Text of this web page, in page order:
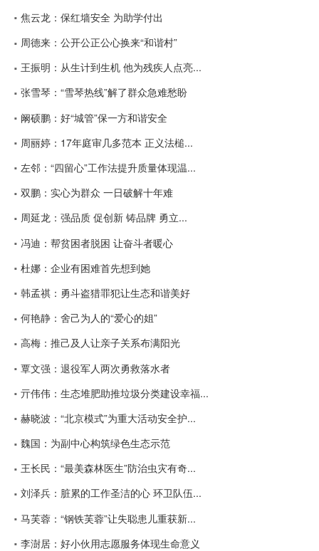
焦云龙：保红墙安全 为助学付出
周德来：公开公正公心换来“和谐村”
王振明：从生计到生机 他为残疾人点亮...
张雪琴：“雪琴热线”解了群众急难愁盼
阚硕鹏：好“城管”保一方和谐安全
周丽婷：17年庭审几多范本 正义法槌...
左邻：“四留心”工作法提升质量体现温...
双鹏：实心为群众 一日破解十年难
周延龙：强品质 促创新 铸品牌 勇立...
冯迪：帮贫困者脱困 让奋斗者暖心
杜娜：企业有困难首先想到她
韩孟祺：勇斗盗猎罪犯让生态和谐美好
何艳静：舍己为人的“爱心的姐”
高梅：推己及人让亲子关系布满阳光
覃文强：退役军人两次勇救落水者
亓伟伟：生态堆肥助推垃圾分类建设幸福...
赫晓波：“北京模式”为重大活动安全护...
魏国：为副中心构筑绿色生态示范
王长民：“最美森林医生”防治虫灾有奇...
刘泽兵：脏累的工作圣洁的心 环卫队伍...
马芙蓉：“钢铁芙蓉”让失聪患儿重获新...
李澍居：好小伙用志愿服务体现生命意义